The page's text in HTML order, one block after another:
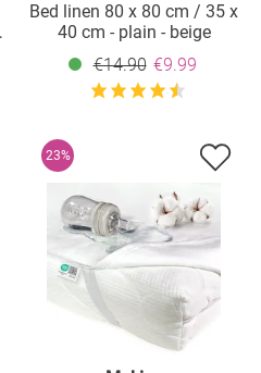
Bed linen 80 x 80 cm / 35 x
40 cm - plain - beige
€14.90 €9.99
23%